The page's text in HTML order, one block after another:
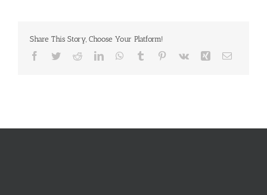
Share This Story, Choose Your Platform!
Facebook
TwitterRedditLinkedInWhatsApp
Tumblr Pinterest
Vk Xing E-